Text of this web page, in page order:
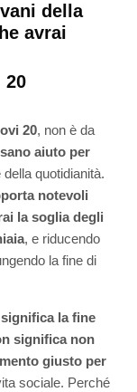
della
avrai
20
20, non è da
aiuto per
quotidianità.
notevoli
la soglia degli
, e riducendo
la fine di
la fine
significa non
giusto per
sociale. Perché